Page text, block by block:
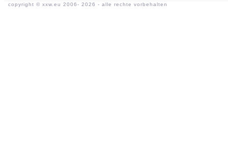
copyright © xxw.eu 2006- 2026 - alle rechte vorbehalten